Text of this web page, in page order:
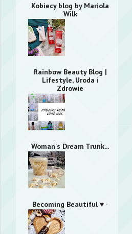
Kobiecy blog by Mariola
Wilk
Rainbow Beauty Blog |
Lifestyle, Uroda i
Zdrowie
Woman's Dream Trunk...
Becoming Beautiful ♥ ·